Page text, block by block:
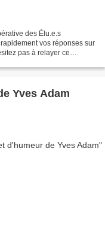
des Élu.e.s
vos réponses sur
pas à relayer ce
PCF ARRAS: Billet d'humeur de Yves Adam